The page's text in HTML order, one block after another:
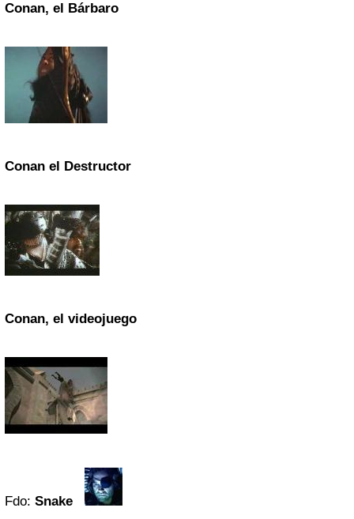
Conan, el Bárbaro
Conan el Destructor
Conan, el videojuego
Fdo: Snake